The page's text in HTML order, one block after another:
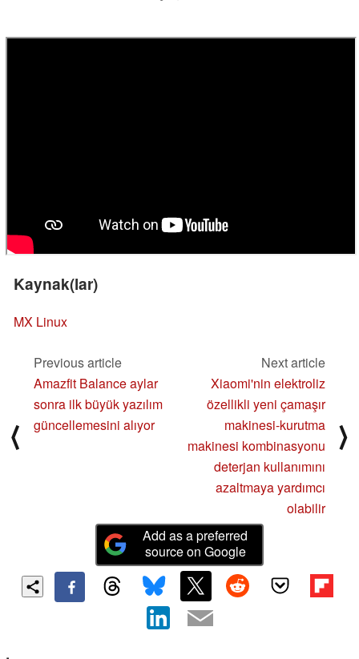
Kaynak(lar)
MX Linux
⟨
Previous article
Amazfit Balance aylar
sonra ilk büyük yazılım
güncellemesini alıyor
Next article
Xiaomi'nin elektroliz
özellikli yeni çamaşır
makinesi-kurutma
makinesi kombinasyonu
deterjan kullanımını
azaltmaya yardımcı
olabilir
⟩
Add as a preferred
source on Google